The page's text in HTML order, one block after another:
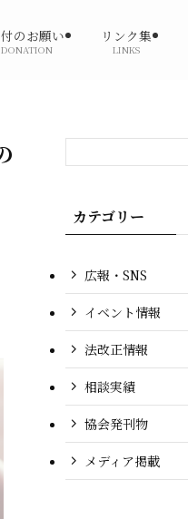
のお願い
DONATION
リンク集
LINKS
カテゴリー
広報・SNS
イベント情報
法改正情報
相談実績
協会発刊物
メディア掲載